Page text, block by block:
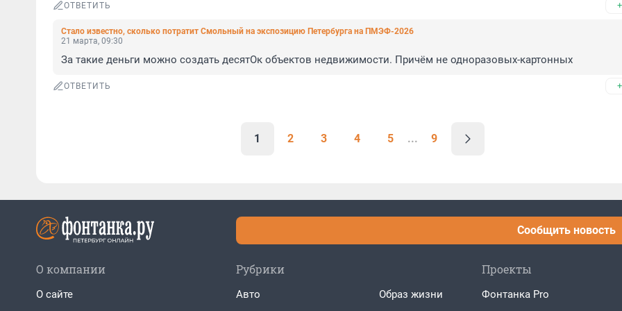
ОТВЕТИТЬ
Стало известно, сколько потратит Смольный на экспозицию Петербурга на ПМЭФ-2026
21 марта, 09:30
За такие деньги можно создать десятОк объектов недвижимости. Причём не одноразовых-картонных
ОТВЕТИТЬ
1 2 3 4 5 ... 9
Сообщить новость
О компании
О сайте
Рубрики
Авто
Образ жизни
Проекты
Фонтанка Pro